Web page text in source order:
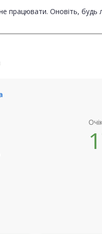
працювати. Оновіть,